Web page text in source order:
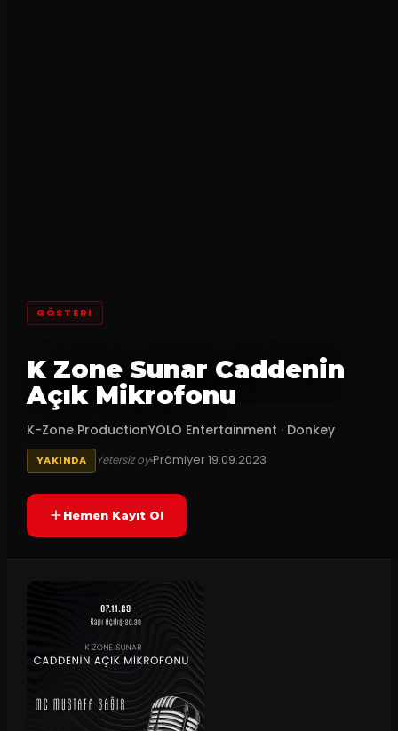
GÖSTERI
K Zone Sunar Caddenin
Açık Mikrofonu
K-Zone ProductionYOLO Entertainment · Donkey
YAKINDA Yetersiz oyPrömiyer19.09.2023
Hemen Kayıt Ol